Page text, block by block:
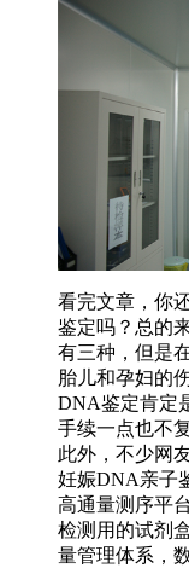
看完文章，你
鉴定吗？总的
有三种，但是
胎儿和孕妇的
DNA鉴定肯定
手续一点也不
此外，不少网
妊娠DNA亲子
高通量测序平
检测用的试剂
量管理体系，